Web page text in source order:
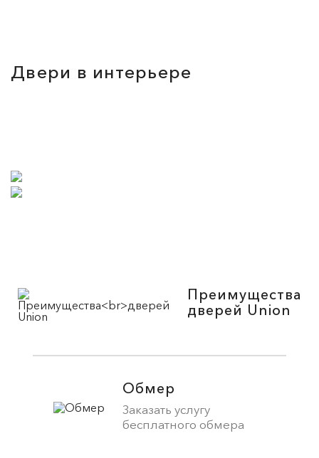
Двери в интерьере
Преимущества
дверей Union
Обмер
Заказать услугу
бесплатного обмера